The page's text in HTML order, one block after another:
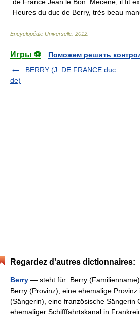
de France Jean le Bon. Mécène, il fit
Heures du duc de Berry, très beau
Encyclopédie Universelle 2012
Игры ⚽
Поможем решить
BERRY (J. DE FRANCE duc
de)
Regardez d'autres dictionnaires:
Berry — steht für: Berry
Berry (Provinz), eine ehemalige
(Sängerin), eine französische Sängerin
ehemaliger Schifffahrtskanal in